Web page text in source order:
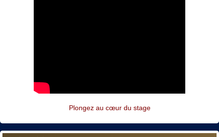
Plongez au cœur du stage